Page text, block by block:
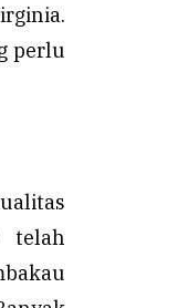
perlu
telah